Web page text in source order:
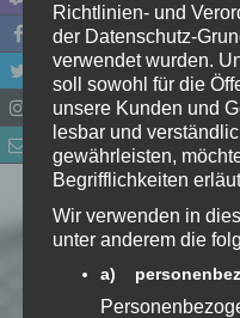
Deine E-
veröffentlicht.
sind mit*
Kommentar*
Richtlinien- und
der Datenschutz-
verwendet wurden.
soll sowohl für die
unsere Kunden und
lesbar und
gewährleisten,
Begrifflichkeiten
Wir verwenden in
unter anderem die
a)